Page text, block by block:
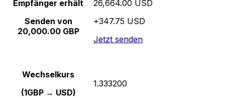
Empfänger erhält
Senden von
20,000.00 GBP
26,664.00 USD
+347.75 USD
Jetzt senden
Wechselkurs
(1GBP → USD)
1.333200